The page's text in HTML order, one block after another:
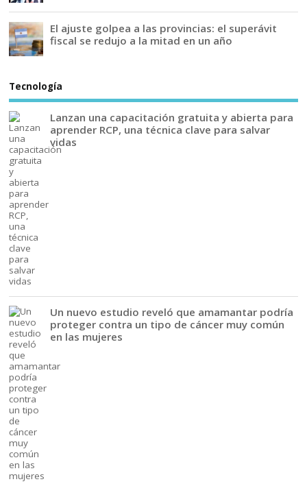
El ajuste golpea a las provincias: el superávit
fiscal se redujo a la mitad en un año
Tecnología
Lanzan una capacitación gratuita y abierta para
aprender RCP, una técnica clave para salvar
vidas
Un nuevo estudio reveló que amamantar podría
proteger contra un tipo de cáncer muy común
en las mujeres